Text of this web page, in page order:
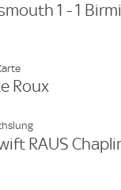
1 - 1
Roux
RAUS